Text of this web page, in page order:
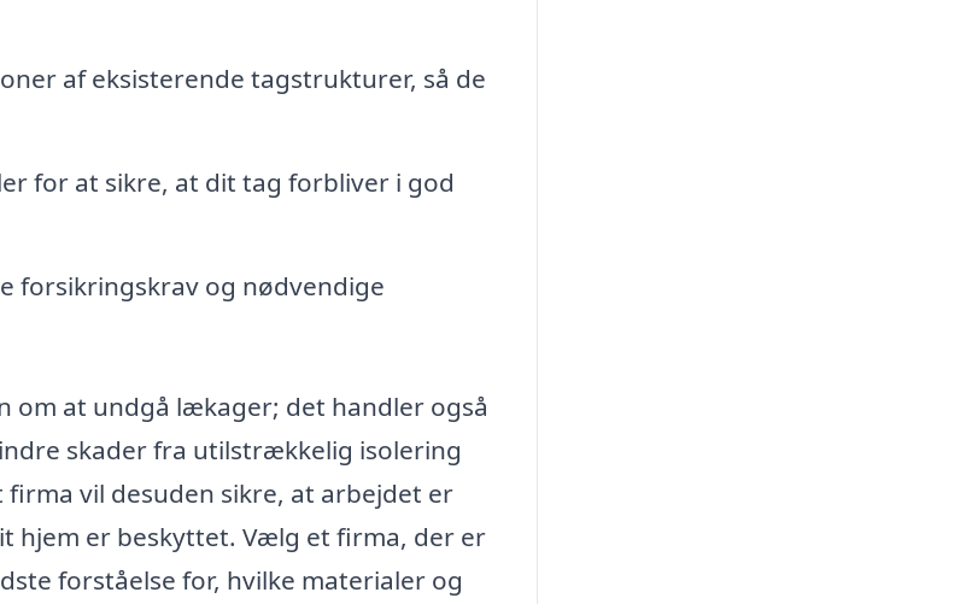
af eksisterende tagstrukturer, så de
for at sikre, at dit tag forbliver i god
forsikringskrav og nødvendige
om at undgå lækager; det handler også
skader fra utilstrækkelig isolering
vil desuden sikre, at arbejdet er
hjem er beskyttet. Vælg et firma, der er
forståelse for, hvilke materialer og